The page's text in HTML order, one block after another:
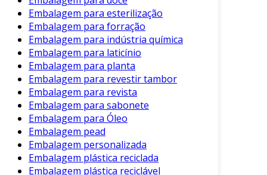
Coloque em Caixas Apropriadas
caixas de papelão resistentes para
acomodar os produtos já embalados.
Preencha os Espaços Vazios
necessário, utilize material adicional para
preencher os espaços vazios na caixa.
Seguir essas etapas ajudará na proteção
efetiva dos produtos durante o transporte.
Considerações Finais
Embalagem para esterilização
Embalagem para forração
Embalagem para indústria química
Embalagem para laticínio
Embalagem para planta
Embalagem para revestir tambor
Embalagem para revista
Embalagem para sabonete
Embalagem para Óleo
Embalagem pead
Embalagem personalizada
Embalagem plástica reciclada
Embalagem plástica reciclável